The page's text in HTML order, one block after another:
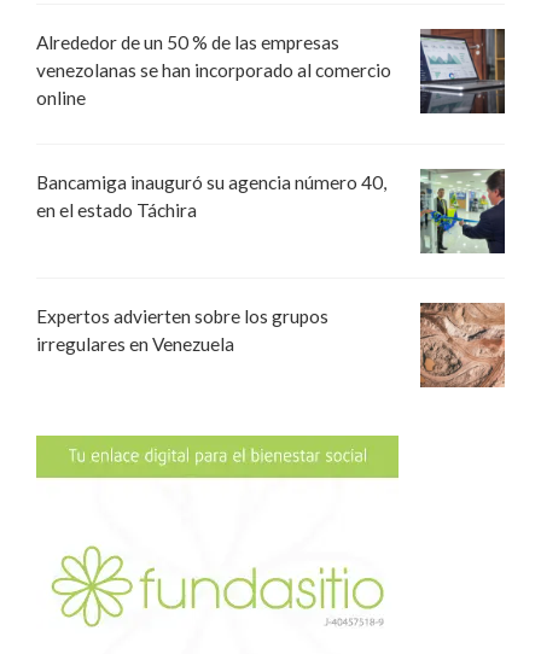
Alrededor de un 50 % de las empresas
venezolanas se han incorporado al comercio
online
Bancamiga inauguró su agencia número 40,
en el estado Táchira
Expertos advierten sobre los grupos
irregulares en Venezuela